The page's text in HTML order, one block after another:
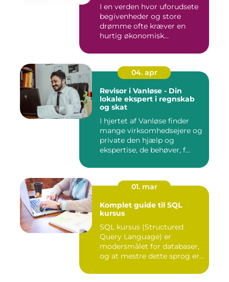
I en verden hvor uforudsete
begivenheder og store
drømme ofte kræver en
hurtig økonomisk
04. apr
Revisor i Vanløse - Din
lokale ekspert i regnskab
og skat
I hjertet af Vanløse finder
mange virksomhedsejere og
private den hjælp og
ekspertise, de behøver, f...
01. mar
Komplet guide til SQL
kursus
SQL kursus (Structured
Query Language) er
modersmålet for databaser,
og at mestre dette sprog er